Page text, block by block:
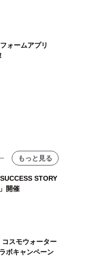
ォームアプリ
もっと見る
STORY
口」開催
コスモウォーター
ボキャンペーン